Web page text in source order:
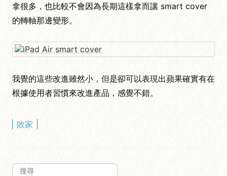
拿很多，也比較不會因為長期這樣拿而讓 smart cover
的轉軸那邊變形。
我覺的這些改進雖然小，但是卻可以表現出蘋果確實有在
根據使用者習慣來改進產品，感覺不錯。
敗家